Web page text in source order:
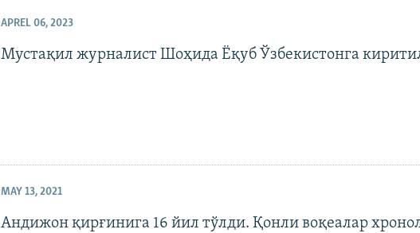
APREL 06, 2023
Мустақил журналист Шоҳида Ёқуб Ўзбекистонга
MAY 13, 2021
Андижон қирғинига 16 йил тўлди. Қонли воқеалар